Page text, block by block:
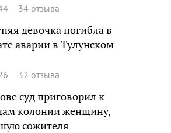
34 отзыва
девочка погибла в
аварии в Тулунском
32 отзыва
суд приговорил к
колонии женщину,
сожителя